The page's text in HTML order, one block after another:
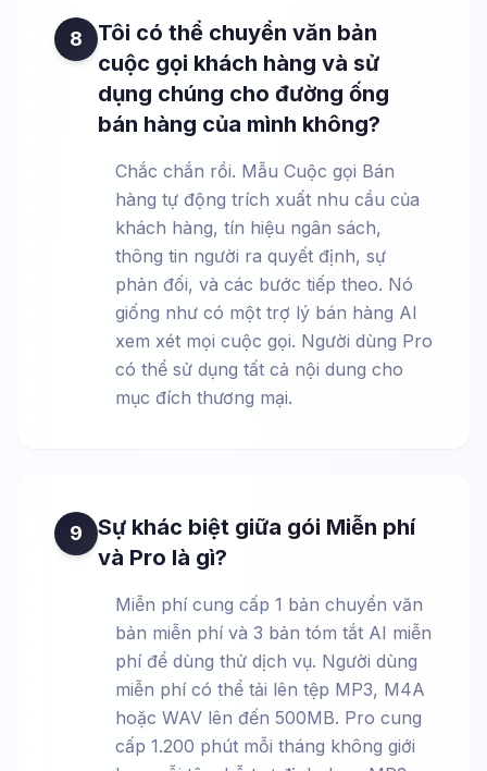
8
Tôi có thể chuyển văn bản
cuộc gọi khách hàng và sử
dụng chúng cho đường ống
bán hàng của mình không?
Chắc chắn rồi. Mẫu Cuộc gọi Bán
hàng tự động trích xuất nhu cầu của
khách hàng, tín hiệu ngân sách,
thông tin người ra quyết định, sự
phản đối, và các bước tiếp theo. Nó
giống như có một trợ lý bán hàng AI
xem xét mọi cuộc gọi. Người dùng Pro
có thể sử dụng tất cả nội dung cho
mục đích thương mại.
9
Sự khác biệt giữa gói Miễn phí
và Pro là gì?
Miễn phí cung cấp 1 bản chuyển văn
bản miễn phí và 3 bản tóm tắt AI miễn
phí để dùng thử dịch vụ. Người dùng
miễn phí có thể tải lên tệp MP3, M4A
hoặc WAV lên đến 500MB. Pro cung
cấp 1.200 phút mỗi tháng không giới